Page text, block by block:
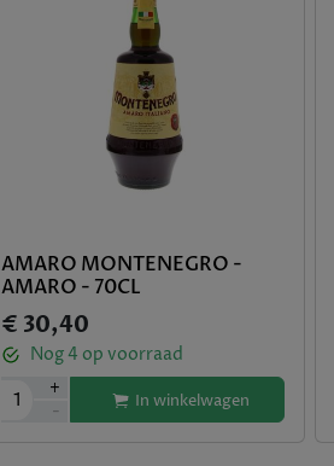
AMARO MONTENEGRO -
AMARO - 70CL
€ 30,40
Nog4 op voorraad
1
+
-
In winkelwagen